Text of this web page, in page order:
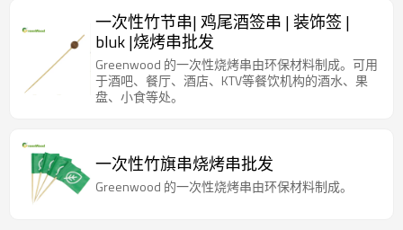
一次性竹节串| 鸡尾酒签串 | 装饰签 |
bluk |烧烤串批发
Greenwood 的一次性烧烤串由环保材料制成。可用
于酒吧、餐厅、酒店、KTV等餐饮机构的酒水、果
盘、小食等处。
一次性竹旗串烧烤串批发
Greenwood 的一次性烧烤串由环保材料制成。